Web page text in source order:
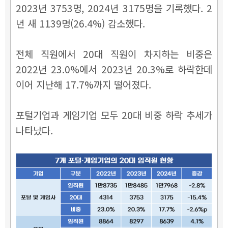
2023년 3753명, 2024년 3175명을 기록했다. 2
년 새 1139명(26.4%) 감소했다.
전체 직원에서 20대 직원이 차지하는 비중은
2022년 23.0%에서 2023년 20.3%로 하락한데
이어 지난해 17.7%까지 떨어졌다.
포털기업과 게임기업 모두 20대 비중 하락 추세가
나타났다.